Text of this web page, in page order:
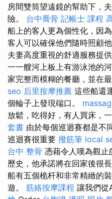
房間雙筒望遠鏡的幫助下，
險。 台中喬骨 記帳士 課程
船上的客人更為個性化，因
客人可以確保他們隨時照顧
夫妻高度重視的舒適服務提
一一艘河上板上有游泳池的
家完整而模糊的餐廳，並在
seo 后里按摩推薦 這些船還
個輪子上發現端口。
放鬆，吃得好，有人買床，
套書 由於每個巡迴賽都是不
巡迴賽很重要 撥筋筆 local
台中 整骨 憑藉令人嘆為觀止
歷史，他承諾將在回家後很
船有五個桅杆和非常精緻的
遊。 筋絡按摩課程 讓我們從